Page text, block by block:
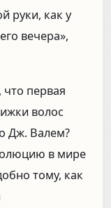
руки, как у
вечера»,
первая
волос
Дж. Валем?
в мире
тому, как